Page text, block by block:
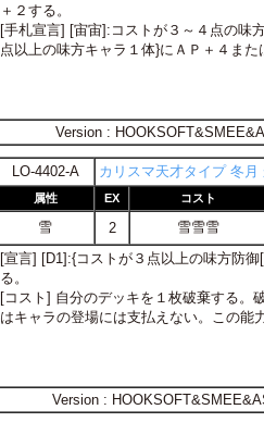
＋２する。
[手札宣言] [宙宙]:コストが３～４点の味
点以上の味方キャラ１体}にＡＰ＋４また
Version :
LO-4402-A カリスマ天才タイプ 冬月
属性 EX コスト
雪 2 雪雪雪
[宣言] [D1]:{コストが３点以上の味方防
る。
[コスト] 自分のデッキを１枚破棄する。
はキャラの登場には支払えない。この能
Version :